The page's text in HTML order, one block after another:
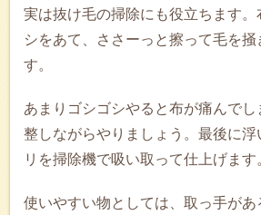
実は抜け毛の掃除にも役立ちます。
シをあて、ささーっと擦って毛を掻
す。
あまりゴシゴシやると布が痛んでし
整しながらやりましょう。最後に浮
リを掃除機で吸い取って仕上げます
使いやすい物としては、取っ手があ